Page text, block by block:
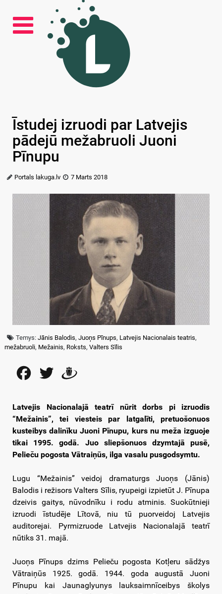
Īstudej izruodi par Latvejis
pādejū mežabruoli Juoni
Pīnupu
Portals lakuga.lv 7 Marts 2018
Temys:Jānis Balodis,Juoņs Pīnups, Latvejis Nacionalais teatris,
mežabruoli, Mežainis, Roksts, Valters Sīlis
FacebookTwitter
Latvejis Nacionalajā teatrī nūrit dorbs pi izruodis
“Mežainis”, tei viesteis par latgalīti, pretuošonuos
kusteibys dalinīku Juoni Pīnupu, kurs nu meža izguoje
tikai 1995. godā. Juo sliepšonuos dzymtajā pusē,
Pelieču pogosta Vātraiņūs, ilga vasalu pusgodsymtu.
Lugu “Mežainis” veidoj dramaturgs Juoņs (Jānis)
Balodis i režisors Valters Sīlis, ryupeigi izpietūt J. Pīnupa
dzeivis gaitys, nūvodnīku i rodu atminis. Suokūtnieji
izruodi īstudēje Lītovā, niu tū puorveidoj Latvejis
auditorejai. Pyrmizruode Latvejis Nacionalajā teatrī
nūtiks 31. majā.
Juoņs Pīnups dzims Pelieču pogosta Kotļeru sādžys
Vātraiņūs 1925. godā. 1944. goda augustā Juoni
Pīnupu kai Jaunaglyunys lauksaimnīceibys školys